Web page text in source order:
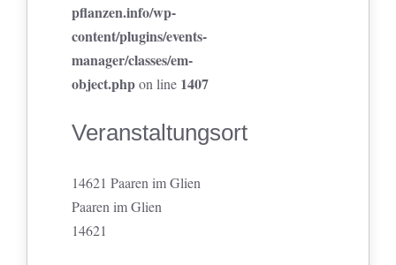
pflanzen.info/wp-
content/plugins/events-
manager/classes/em-
object.phpon line 1407
Veranstaltungsort
14621 Paaren im Glien
Paaren im Glien
14621